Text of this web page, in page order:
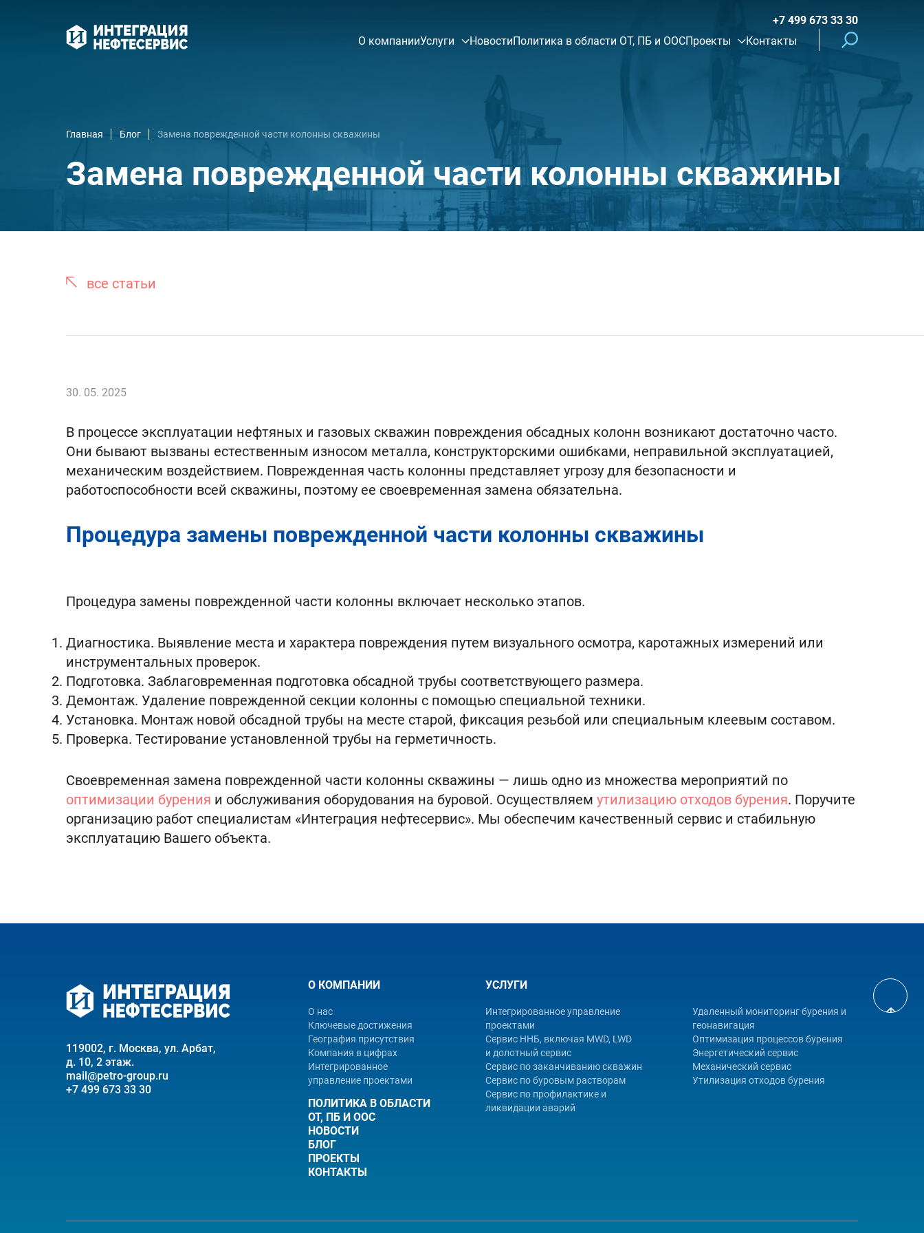
+7 499 673 33 30
О компанииУслуги НовостиПолитика в области ОТ, ПБ и ООСПроекты Контакты
Главная Блог Замена поврежденной части колонны скважины
Замена поврежденной части колонны скважины
все статьи
30. 05. 2025
В процессе эксплуатации нефтяных и газовых скважин повреждения обсадных колонн возникают достаточно часто.
Они бывают вызваны естественным износом металла, конструкторскими ошибками, неправильной эксплуатацией,
механическим воздействием. Поврежденная часть колонны представляет угрозу для безопасности и
работоспособности всей скважины, поэтому ее своевременная замена обязательна.
Процедура замены поврежденной части колонны скважины
Процедура замены поврежденной части колонны включает несколько этапов.
Диагностика. Выявление места и характера повреждения путем визуального осмотра, каротажных измерений или
инструментальных проверок.
Подготовка. Заблаговременная подготовка обсадной трубы соответствующего размера.
Демонтаж. Удаление поврежденной секции колонны с помощью специальной техники.
Установка. Монтаж новой обсадной трубы на месте старой, фиксация резьбой или специальным клеевым составом.
Проверка. Тестирование установленной трубы на герметичность.
Своевременная замена поврежденной части колонны скважины — лишь одно из множества мероприятий по
оптимизации бурения и обслуживания оборудования на буровой. Осуществляем утилизацию отходов бурения. Поручите
организацию работ специалистам «Интеграция нефтесервис». Мы обеспечим качественный сервис и стабильную
эксплуатацию Вашего объекта.
119002, г. Москва, ул. Арбат,
д. 10, 2 этаж.
mail@petro-group.ru
+7 499 673 33 30
О КОМПАНИИ
О нас
Ключевые достижения
География присутствия
Компания в цифрах
Интегрированное
управление проектами
ПРОЕКТЫ
КОНТАКТЫ
НОВОСТИ
БЛОГ
ПОЛИТИКА В ОБЛАСТИ
ОТ, ПБ И ООС
УСЛУГИ
Интегрированное управление
проектами
Сервис ННБ, включая MWD, LWD
и долотный сервис
Сервис по заканчиванию скважин
Сервис по буровым растворам
Сервис по профилактике и
ликвидации аварий
Удаленный мониторинг бурения и
геонавигация
Оптимизация процессов бурения
Энергетический сервис
Механический сервис
Утилизация отходов бурения